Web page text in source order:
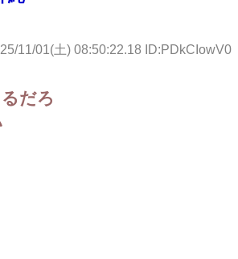
11/01(土) 08:50:22.18 ID:PDkCIowV0
だろ